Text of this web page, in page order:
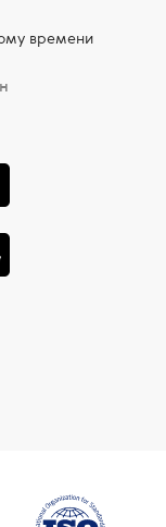
времени